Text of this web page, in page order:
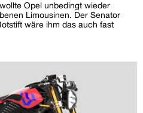
Opel unbedingt wieder
Limousinen. Der Senator
wäre ihm das auch fast